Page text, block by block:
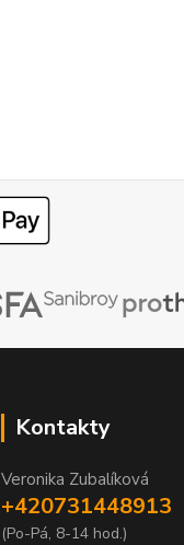
Kontakty
Veronika Zubalíková
+420731448913
(Po-Pá, 8-14 hod.)